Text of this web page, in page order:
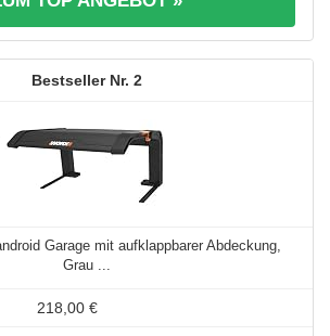
2
Garage mit aufklappbarer Abdeckung,
Grau ...
218,00 €